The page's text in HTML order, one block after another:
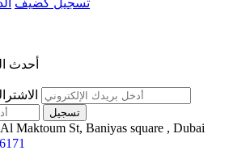
أحدث
Maktoum St, Baniyas square , Dubai